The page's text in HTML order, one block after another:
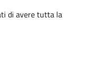
di avere tutta la